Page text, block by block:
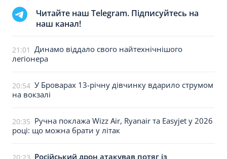
Читайте наш Telegram. Підписуйтесь на
наш канал!
21:01 Динамо віддало свого найтехнічнішого
легіонера
20:54 У Броварах 13-річну дівчинку вдарило струмом
на вокзалі
20:35 Ручна поклажа Wizz Air, Ryanair та Easyjet у 2026
році: що можна брати у літак
Російський дрон атакував потяг із